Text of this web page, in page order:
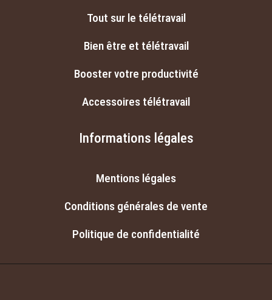
Tout sur le télétravail
Bien être et télétravail
Booster votre productivité
Accessoires télétravail
Informations légales
Mentions légales
Conditions générales de vente
Politique de confidentialité